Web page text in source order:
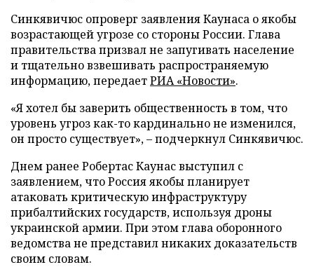
Синкявичюс опроверг заявления Каунаса о якобы
возрастающей угрозе со стороны России. Глава
правительства призвал не запугивать население
и тщательно взвешивать распространяемую
информацию, передаетРИА «Новости».
«Я хотел бы заверить общественность в том, что
уровень угроз как-то кардинально не изменился,
он просто существует», – подчеркнул Синкявичюс.
Днем ранее Робертас Каунас выступил с
заявлением, что Россия якобы планирует
атаковать критическую инфраструктуру
прибалтийских государств, используя дроны
украинской армии. При этом глава оборонного
ведомства не представил никаких доказательств
своим словам.